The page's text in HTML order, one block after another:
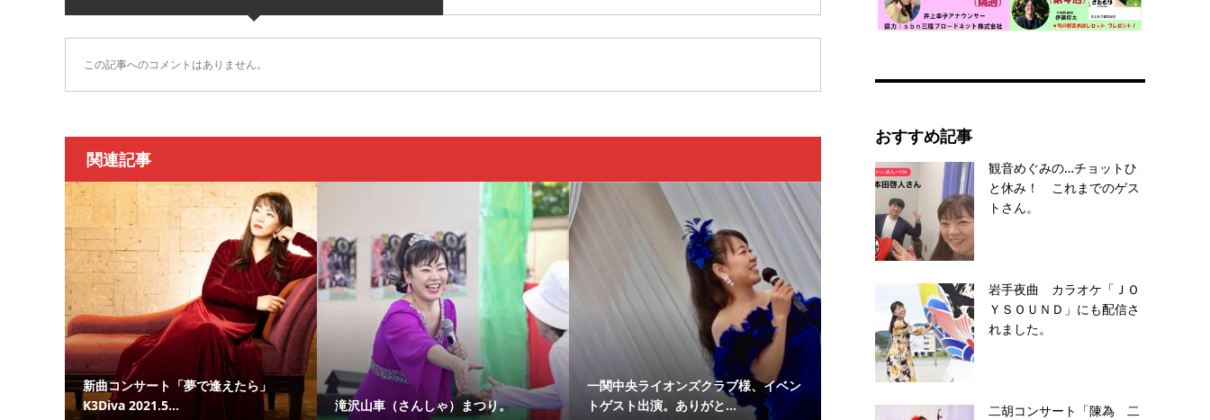
この記事へのコメントはありません。
関連記事
新曲コンサート「夢で逢えたら」
K3Diva 2021.5...
滝沢山車（さんしゃ）まつり。
一関中央ライオンズクラブ様、イベン
トゲスト出演。ありがと...
おすすめ記事
観音めぐみの…チョットひ
と休み！ これまでのゲス
トさん。
岩手夜曲 カラオケ「ＪＯ
ＹＳＯＵＮＤ」にも配信さ
れました。
二胡コンサート「陳為 二